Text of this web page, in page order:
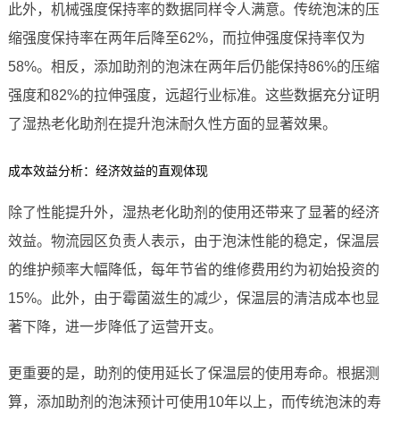
此外，机械强度保持率的数据同样令人满意。传统泡沫的压
缩强度保持率在两年后降至62%，而拉伸强度保持率仅为
58%。相反，添加助剂的泡沫在两年后仍能保持86%的压缩
强度和82%的拉伸强度，远超行业标准。这些数据充分证明
了湿热老化助剂在提升泡沫耐久性方面的显著效果。
成本效益分析：经济效益的直观体现
除了性能提升外，湿热老化助剂的使用还带来了显著的经济
效益。物流园区负责人表示，由于泡沫性能的稳定，保温层
的维护频率大幅降低，每年节省的维修费用约为初始投资的
15%。此外，由于霉菌滋生的减少，保温层的清洁成本也显
著下降，进一步降低了运营开支。
更重要的是，助剂的使用延长了保温层的使用寿命。根据测
算，添加助剂的泡沫预计可使用10年以上，而传统泡沫的寿